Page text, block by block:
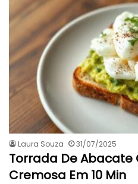
Laura Souza 31/07/2025
Torrada De Abacate
Cremosa Em 10 Min